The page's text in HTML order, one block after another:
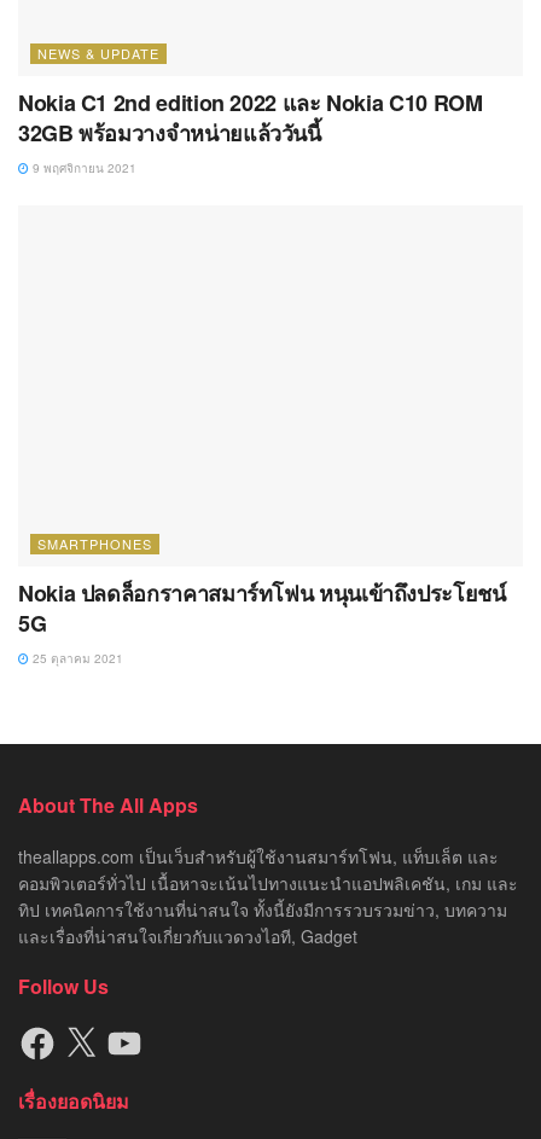
NEWS & UPDATE
Nokia C1 2nd edition 2022 และ Nokia C10 ROM
32GB พร้อมวางจำหน่ายแล้ววันนี้
9 พฤศจิกายน 2021
SMARTPHONES
Nokia ปลดล็อกราคาสมาร์ทโฟน หนุนเข้าถึงประโยชน์
5G
25 ตุลาคม 2021
About The All Apps
theallapps.com เป็นเว็บสำหรับผู้ใช้งานสมาร์ทโฟน, แท็บเล็ต และ
คอมพิวเตอร์ทั่วไป เนื้อหาจะเน้นไปทางแนะนำแอปพลิเคชัน, เกม และ
ทิป เทคนิคการใช้งานที่น่าสนใจ ทั้งนี้ยังมีการรวบรวมข่าว, บทความ
และเรื่องที่น่าสนใจเกี่ยวกับแวดวงไอที, Gadget
Follow Us
Facebook
X YouTube
เรื่องยอดนิยม